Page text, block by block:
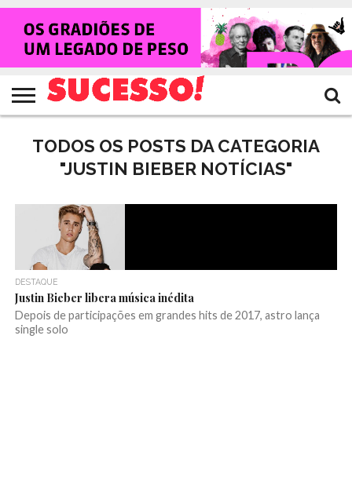
HOME
NOTÍCIAS
SHOWS
ENTREVISTAS
CLIQUES
RANKING
CROWLEY
TV
SUCESSO!
REVISTA
SUCESSO!
TODOS OS POSTS DA CATEGORIA
"JUSTIN BIEBER NOTÍCIAS"
DESTAQUE
Justin Bieber libera música inédita
Depois de participações em grandes hits de 2017, astro lança
single solo